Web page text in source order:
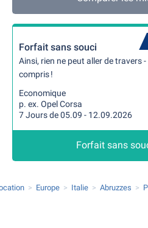
Forfait sans souci
Ainsi, rien ne peut aller de travers
compris !
Economique
p. ex. Opel Corsa
7 Jours de 05.09 - 12.09.2026
Forfait sans
Europe Italie Abruzzes